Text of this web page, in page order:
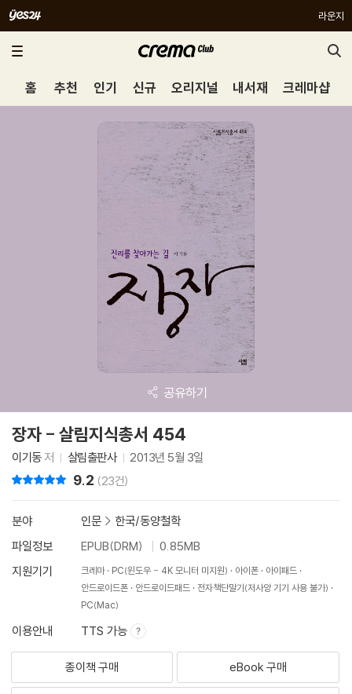
라운지
홈 추천 인기 신규 오리지널 내서재 크레마샵
공유하기
장자 - 살림지식총서 454
이기동저 살림출판사 2013년 5월 3일
9.2 (23건)
분야 인문 > 한국/동양철학
파일정보
EPUB(DRM)
0.85MB
지원기기
크레마 PC(윈도우 - 4K 모니터 미지원) 아이폰
아이패드
안드로이드폰
안드로이드패드
전자책단말기(저사양 기기 사용 불가)
PC(Mac)
이용안내 TTS 가능
종이책 구매 eBook 구매